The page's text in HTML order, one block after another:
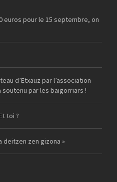
euros pour le 15 septembre, on
d’Etxauz par l’association
par les baigorriars !
toi ?
deitzen zen gizona »